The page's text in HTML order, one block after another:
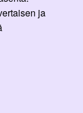
ja